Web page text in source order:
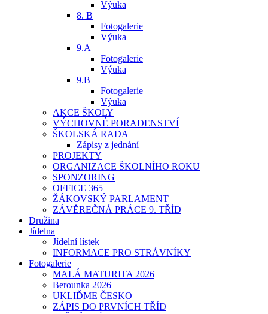
Výuka
8. B
Fotogalerie
Výuka
9.A
Fotogalerie
Výuka
9.B
Fotogalerie
Výuka
AKCE ŠKOLY
VÝCHOVNÉ PORADENSTVÍ
ŠKOLSKÁ RADA
Zápisy z jednání
PROJEKTY
ORGANIZACE ŠKOLNÍHO ROKU
SPONZORING
OFFICE 365
ŽÁKOVSKÝ PARLAMENT
ZÁVĚREČNÁ PRÁCE 9. TŘÍD
Družina
Jídelna
Jídelní lístek
INFORMACE PRO STRÁVNÍKY
Fotogalerie
MALÁ MATURITA 2026
Berounka 2026
UKLIĎME ČESKO
ZÁPIS DO PRVNÍCH TŘÍD